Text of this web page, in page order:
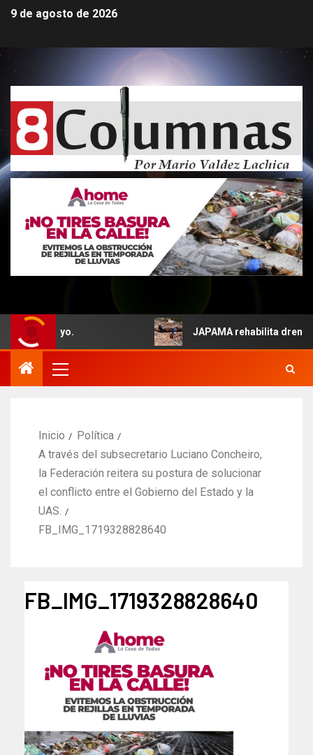
9 de agosto de 2026
5 de Mayo. JAPAMA rehabilita drenaje
Inicio
Política
A través del subsecretario Luciano Concheiro,
la Federación reitera su postura de solucionar
el conflicto entre el Gobierno del Estado y la
UAS.
FB_IMG_1719328828640
FB_IMG_1719328828640